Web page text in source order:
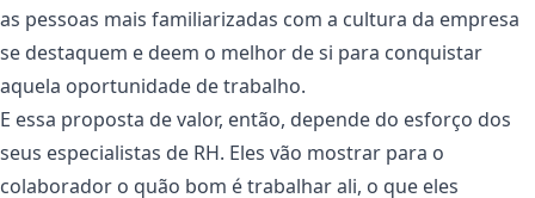
as pessoas mais familiarizadas com a cultura da empresa
se destaquem e deem o melhor de si para conquistar
aquela oportunidade de trabalho.
E essa proposta de valor, então, depende do esforço dos
seus especialistas de RH. Eles vão mostrar para o
colaborador o quão bom é trabalhar ali, o que eles